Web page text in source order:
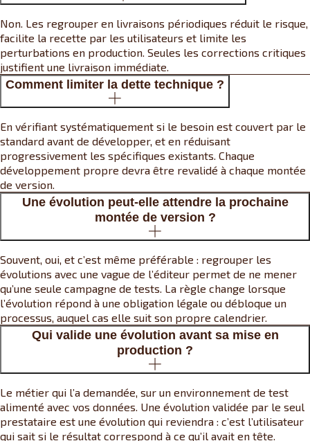
Non. Les regrouper en livraisons périodiques réduit le risque,
facilite la recette par les utilisateurs et limite les
perturbations en production. Seules les corrections critiques
justifient une livraison immédiate.
Comment limiter la dette technique ?
En vérifiant systématiquement si le besoin est couvert par le
standard avant de développer, et en réduisant
progressivement les spécifiques existants. Chaque
développement propre devra être revalidé à chaque montée
de version.
Une évolution peut-elle attendre la prochaine
montée de version ?
Souvent, oui, et c’est même préférable : regrouper les
évolutions avec une vague de l’éditeur permet de ne mener
qu’une seule campagne de tests. La règle change lorsque
l’évolution répond à une obligation légale ou débloque un
processus, auquel cas elle suit son propre calendrier.
Qui valide une évolution avant sa mise en
production ?
Le métier qui l’a demandée, sur un environnement de test
alimenté avec vos données. Une évolution validée par le seul
prestataire est une évolution qui reviendra : c’est l’utilisateur
qui sait si le résultat correspond à ce qu’il avait en tête.